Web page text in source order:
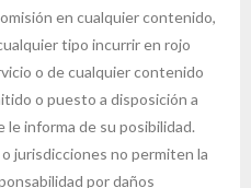
en cualquier contenido,
tipo incurrir en rojo
o de cualquier contenido
o puesto a disposición a
le informa de su posibilidad.
jurisdicciones no permiten la
por daños